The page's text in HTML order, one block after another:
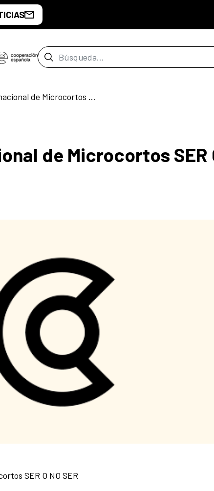
Barra de búsqueda
Iº Festival Internacional de Microcortos SER O NO SER
de Microcortos SER
SER O NO SER